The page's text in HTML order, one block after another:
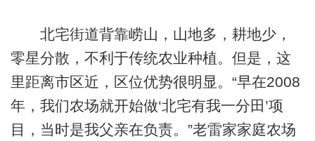
北宅街道背靠崂山，山地多，耕地少，
零星分散，不利于传统农业种植。但是，这
里距离市区近，区位优势很明显。“早在2008
年，我们农场就开始做‘北宅有我一分田’项
目，当时是我父亲在负责。”老雷家家庭农场